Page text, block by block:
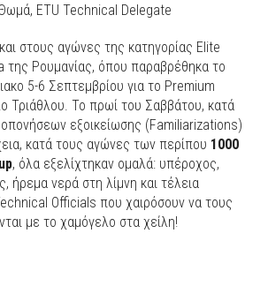
ETU Technical Delegate
στους αγώνες της κατηγορίας Elite
της Ρουμανίας, όπου παραβρέθηκα το
5-6 Σεπτεμβρίου για το Premium
Τριάθλου. Το πρωί του Σαββάτου, κατά
εξοικείωσης (Familiarizations)
κατά τους αγώνες των περίπου 1000
, όλα εξελίχτηκαν ομαλά: υπέροχος,
ήρεμα νερά στη λίμνη και τέλεια
Officials που χαιρόσουν να τους
με το χαμόγελο στα χείλη!